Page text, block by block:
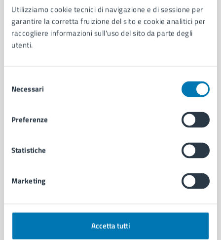
Utilizziamo cookie tecnici di navigazione e di sessione per
garantire la corretta fruizione del sito e cookie analitici per
raccogliere informazioni sull'uso del sito da parte degli
utenti.
delNecessari
Preferenze
Statistiche
Marketing
Accetta tutti
AMMINISTRAZIONE
Aree amministrative
Organi di governo
Municipalità
Personale amministrativo
Intranet, posta aziendale e protocollo
CATEGORIE DI SERVIZIO
Anagrafe e stato civile
Autorizzazioni
Documenti e certificati